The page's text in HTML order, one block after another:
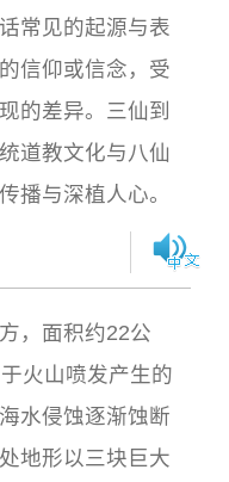
常见的起源与表
信仰或信念，受
的差异。三仙到
道教文化与八仙
播与深植人心。
，面积约22公
火山喷发产生的
水侵蚀逐渐蚀断
地形以三块巨大